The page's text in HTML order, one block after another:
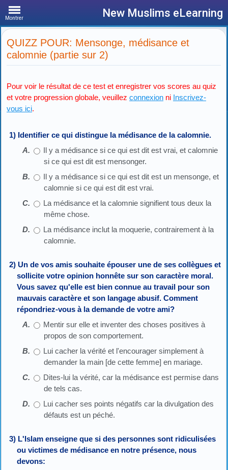
Montrer New Muslims eLearning
QUIZZ POUR: Mensonge, médisance et
calomnie (partie sur 2)
Pour voir le résultat de ce test et enregistrer vos scores au quiz
et votre progression globale, veuillez connexion ni Inscrivez-
vous ici.
1) Identifier ce qui distingue la médisance de la calomnie.
Il y a médisance si ce qui est dit est vrai, et calomnie
si ce qui est dit est mensonger.
Il y a médisance si ce qui est dit est un mensonge, et
calomnie si ce qui est dit est vrai.
La médisance et la calomnie signifient tous deux la
même chose.
La médisance inclut la moquerie, contrairement à la
calomnie.
2) Un de vos amis souhaite épouser une de ses collègues et
sollicite votre opinion honnête sur son caractère moral.
Vous savez qu'elle est bien connue au travail pour son
mauvais caractère et son langage abusif. Comment
répondriez-vous à la demande de votre ami?
Mentir sur elle et inventer des choses positives à
propos de son comportement.
Lui cacher la vérité et l'encourager simplement à
demander la main [de cette femme] en mariage.
Dites-lui la vérité, car la médisance est permise dans
de tels cas.
Lui cacher ses points négatifs car la divulgation des
défauts est un péché.
3) L'Islam enseigne que si des personnes sont ridiculisées
ou victimes de médisance en notre présence, nous
devons: